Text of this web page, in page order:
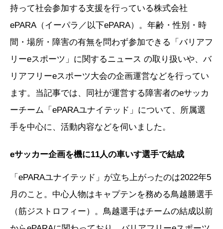
持って社会参加する支援を行っている株式会社
ePARA（イーパラ／以下ePARA）。年齢・性別・時
間・場所・障害の有無を問わず参加できる「バリアフ
リーeスポーツ」に関するニュース の取り扱いや、バ
リアフリーeスポーツ大会の企画運営などを行ってい
ます。当記事では、同社が運営する障害者のeサッカ
ーチーム「ePARAユナイテッド」について、所属選
手を中心に、活動内容などを伺いました。
eサッカー企画を機に11人の車いす選手で結成
「ePARAユナイテッド」が立ち上がったのは2022年5
月のこと。中心人物はキャプテンを務める鳥越勝選手
（筋ジストロフィー）。鳥越選手はチームの結成以前